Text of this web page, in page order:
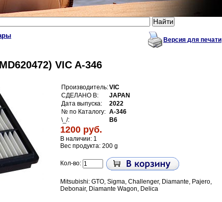
Версия для печати
VIC A-346
Производитель:VIC
СДЕЛАНО В:
JAPAN
Дата выпуска:
2022
№ по Каталогу: A-346
\_/:
B6
1200 руб.
В наличии: 1
Вес продукта: 200 g
Кол-во:
Mitsubishi: GTO, Sigma, Challenger, Diamante, Pajero,
Debonair, Diamante Wagon, Delica